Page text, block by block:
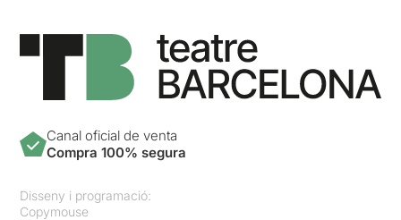
Canal oficial de venta
Compra 100% segura
Disseny i programació:
Copymouse